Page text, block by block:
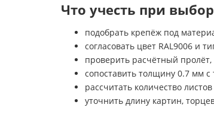
Что учесть при
подобрать крепёж под
согласовать цвет RAL9006 и
проверить расчётный пролёт,
сопоставить толщину 0.7 мм
рассчитать количество
уточнить длину картин,